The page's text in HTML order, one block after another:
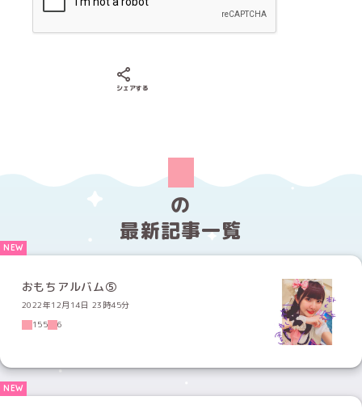
シェアする
の
最新記事一覧
おもちアルバム⑤
2022年12月14日 23時45分
155
6